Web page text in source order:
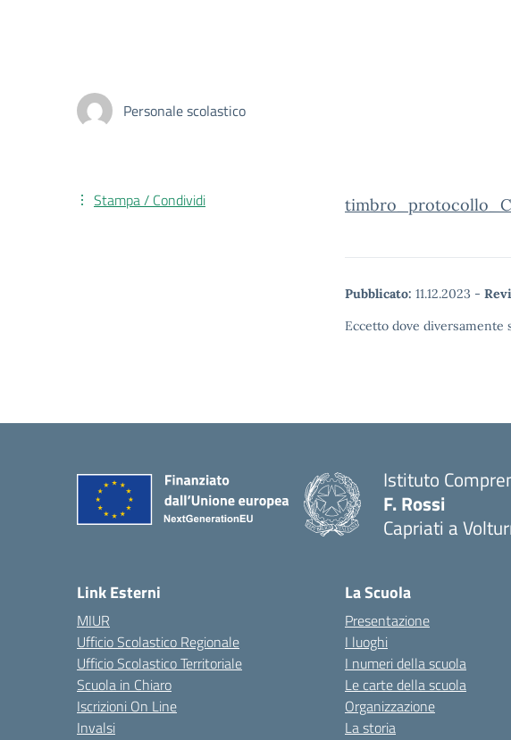
Personale scolastico
Pubblicato: 11.12.2023 -
Eccetto dove diversamente
Stampa / Condividi
Istituto
F. Rossi
Capriati a
Link Esterni
MIUR
Ufficio Scolastico Regionale
Ufficio Scolastico Territoriale
Scuola in Chiaro
Iscrizioni On Line
Invalsi
La Scuola
Presentazione
I luoghi
I numeri della scuola
Le carte della scuola
Organizzazione
La storia